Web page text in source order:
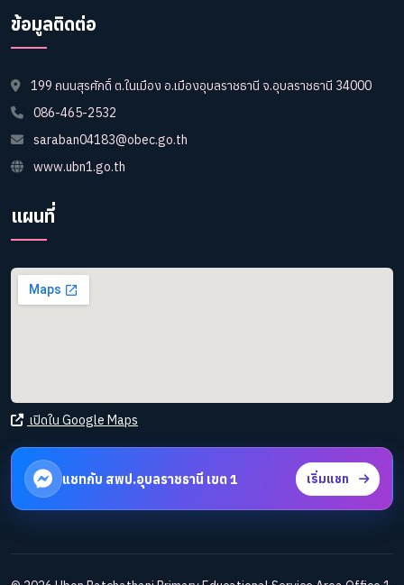
ข้อมูลติดต่อ
199 ถนนสุรศักดิ์ ต.ในเมือง อ.เมืองอุบลราชธานี จ.อุบลราชธานี 34000
086-465-2532
saraban04183@obec.go.th
www.ubn1.go.th
แผนที่
เปิดใน Google Maps
แชทกับ สพป.อุบลราชธานี เขต 1 เริ่มแชท